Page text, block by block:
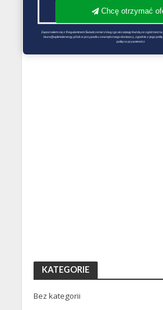
KATEGORIE
Bez kategorii
Chcę otrzymać
Zapoznałem się z Regulaminem Świadczenie Usług i go akceptuję Każdą ze zgód
biuro@optimalenergy.pl lub w przypadku zewnętrznego dostawcy, zgodnie z jego
polityce prywatności